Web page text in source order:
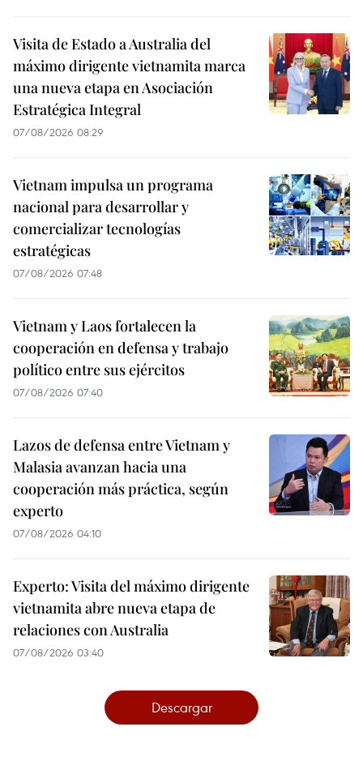
Visita de Estado a Australia del
máximo dirigente vietnamita marca
una nueva etapa en Asociación
Estratégica Integral
07/08/2026 08:29
Vietnam impulsa un programa
nacional para desarrollar y
comercializar tecnologías
estratégicas
07/08/2026 07:48
Vietnam y Laos fortalecen la
cooperación en defensa y trabajo
político entre sus ejércitos
07/08/2026 07:40
Lazos de defensa entre Vietnam y
Malasia avanzan hacia una
cooperación más práctica, según
experto
07/08/2026 04:10
Experto: Visita del máximo dirigente
vietnamita abre nueva etapa de
relaciones con Australia
07/08/2026 03:40
Descargar